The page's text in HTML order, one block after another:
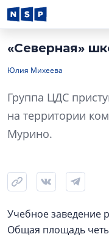
«Северная»
Юлия Михеева
Группа ЦДС
на территории
Мурино.
Учебное заведение
Общая площадь